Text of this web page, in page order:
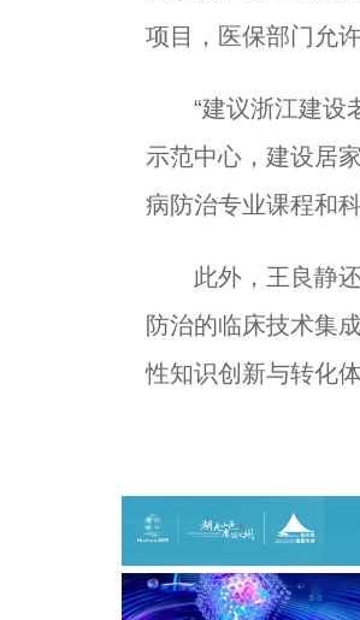
项目，医保部门允
“建议浙江建设老
示范中心，建设居
病防治专业课程和
此外，王良静还
防治的临床技术集
性知识创新与转化